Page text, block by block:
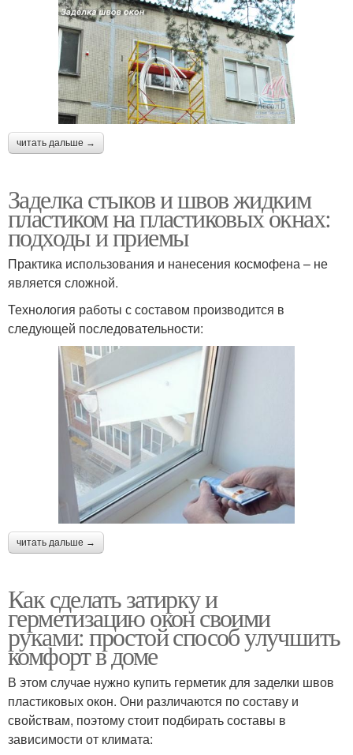
читать дальше →
Заделка стыков и швов жидким
пластиком на пластиковых окнах:
подходы и приемы
Практика использования и нанесения космофена – не
является сложной.
Технология работы с составом производится в
следующей последовательности:
читать дальше →
Как сделать затирку и
герметизацию окон своими
руками: простой способ улучшить
комфорт в доме
В этом случае нужно купить герметик для заделки швов
пластиковых окон. Они различаются по составу и
свойствам, поэтому стоит подбирать составы в
зависимости от климата: